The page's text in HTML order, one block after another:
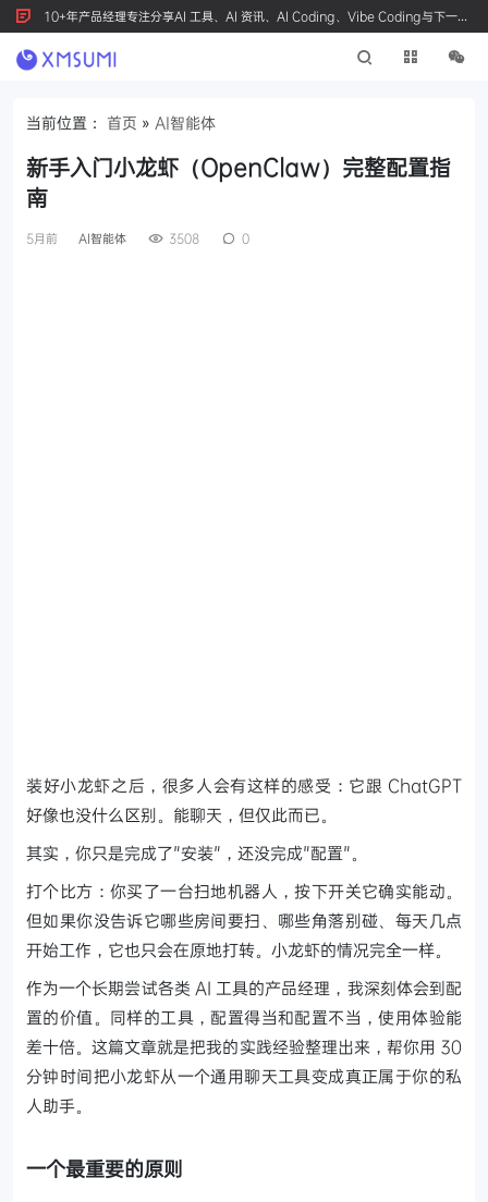
10+年产品经理专注分享AI 工具、AI 资讯、AI Coding、Vibe Coding与下一代
产品创新，按 Ctrl+D 收藏我们
当前位置： 首页 » AI智能体
新手入门小龙虾（OpenClaw）完整配置指
南
5月前 AI智能体 3508 0
装好小龙虾之后，很多人会有这样的感受：它跟 ChatGPT
好像也没什么区别。能聊天，但仅此而已。
其实，你只是完成了"安装"，还没完成"配置"。
打个比方：你买了一台扫地机器人，按下开关它确实能动。
但如果你没告诉它哪些房间要扫、哪些角落别碰、每天几点
开始工作，它也只会在原地打转。小龙虾的情况完全一样。
作为一个长期尝试各类 AI 工具的产品经理，我深刻体会到配
置的价值。同样的工具，配置得当和配置不当，使用体验能
差十倍。这篇文章就是把我的实践经验整理出来，帮你用 30
分钟时间把小龙虾从一个通用聊天工具变成真正属于你的私
人助手。
一个最重要的原则